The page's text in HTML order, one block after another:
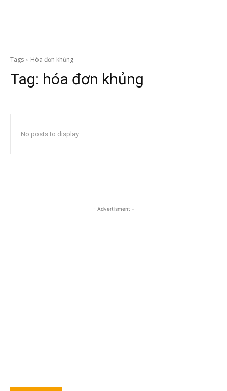
Tags Hóa đơn khủng
Tag: hóa đơn khủng
No posts to display
- Advertisment -